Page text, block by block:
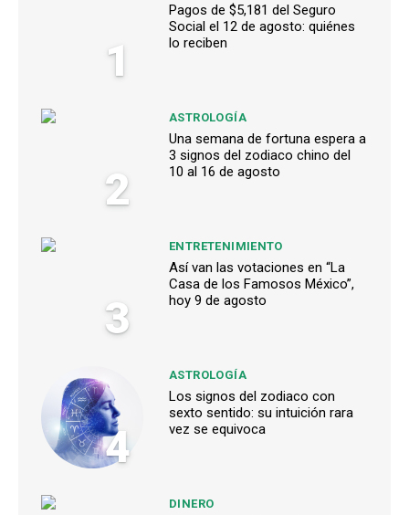
1
Pagos de $5,181 del Seguro
Social el 12 de agosto: quiénes
lo reciben
2
ASTROLOGÍA
Una semana de fortuna espera a
3 signos del zodiaco chino del
10 al 16 de agosto
3
ENTRETENIMIENTO
Así van las votaciones en “La
Casa de los Famosos México”,
hoy 9 de agosto
4
ASTROLOGÍA
Los signos del zodiaco con
sexto sentido: su intuición rara
vez se equivoca
DINERO